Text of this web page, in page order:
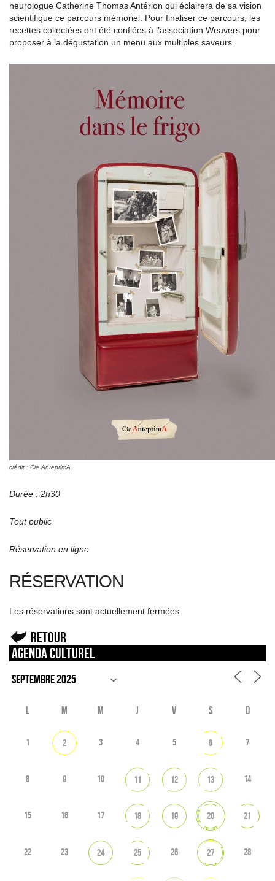
neurologue Catherine Thomas Antérion qui éclairera de sa vision
scientifique ce parcours mémoriel. Pour finaliser ce parcours, les
recettes collectées ont été confiées à l’association Weavers pour
proposer à la dégustation un menu aux multiples saveurs.
crédit : Cie AnteprimA
Durée : 2h30
Tout public
Réservation en ligne
RÉSERVATION
Les réservations sont actuellement fermées.
Retour
Agenda culturel
L M M J V S D
1 2 3 4 5 6 7
8 9 10 11 12 13 14
15 16 17 18 19 20 21
22 23 24 25 26 27 28